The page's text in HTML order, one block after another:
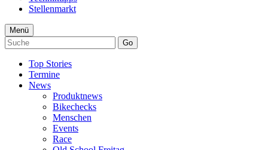
Stellenmarkt
Menü
Go
Top Stories
Termine
News
Produktnews
Bikechecks
Menschen
Events
Race